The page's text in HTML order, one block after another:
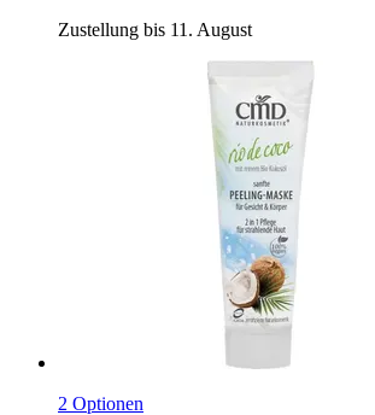
Zustellung bis 11. August
2 Optionen